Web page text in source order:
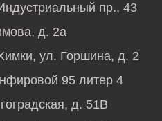
пр., 43
д. 2а
ул. Горшина, д. 2
95 литер 4
д. 51В